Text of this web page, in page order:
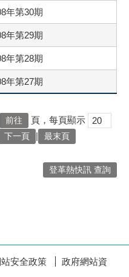
年第30期
年第29期
年第28期
年第27期
頁，每頁顯示
下一頁 | 最末頁
登革熱快訊 查詢
安全政策
政府網站資